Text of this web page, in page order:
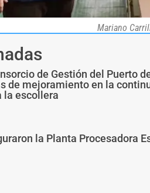
Mariano
de Gestión del Puerto
de mejoramiento en la
la escollera
la Planta Procesadora